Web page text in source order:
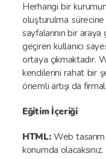
Herhangi bir
oluşturulma
sayfalarının bir
geçiren kullanıcı
ortaya çıkmaktadır.
kendilerini rahat bir
önemli artışı da
Eğitim İçeriği
HTML:Web tasarım
konumda olacaksınız.